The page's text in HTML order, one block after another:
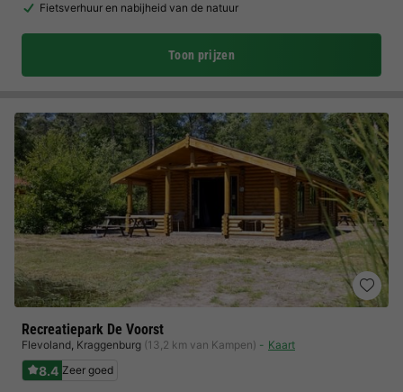
Fietsverhuur en nabijheid van de natuur
Toon prijzen
Recreatiepark De Voorst
Flevoland, Kraggenburg (13,2 km van Kampen) Kaart
8.4 Zeer goed